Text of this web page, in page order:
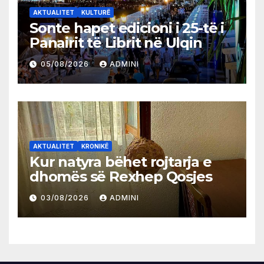
AKTUALITET KULTURË
Sonte hapet edicioni i 25-të i
Panairit të Librit në Ulqin
05/08/2026 ADMINI
AKTUALITET KRONIKË
Kur natyra bëhet rojtarja e
dhomës së Rexhep Qosjes
03/08/2026 ADMINI